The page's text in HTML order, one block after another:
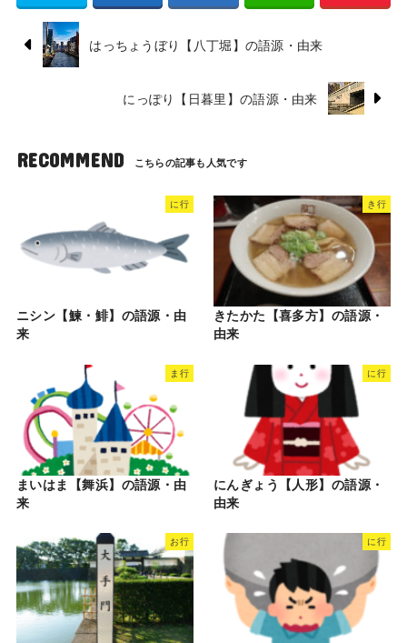
はっちょうぼり【八丁堀】の語源・由来
にっぽり【日暮里】の語源・由来
RECOMMEND
に行
ニシン【鰊・鯡】の語源・由
来
き行
きたかた【喜多方】の語源・
由来
ま行
まいはま【舞浜】の語源・由
来
に行
にんぎょう【人形】の語源・
由来
お行 に行